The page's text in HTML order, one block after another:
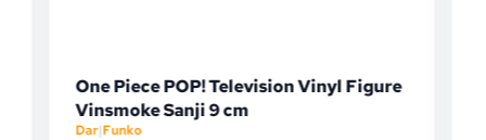
One Piece POP! Television Vinyl Figure
Vinsmoke Sanji 9 cm
Dar|Funko